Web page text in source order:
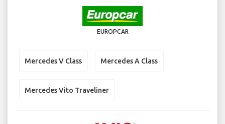
EUROPCAR
Mercedes V Class Mercedes A Class
Mercedes Vito Traveliner